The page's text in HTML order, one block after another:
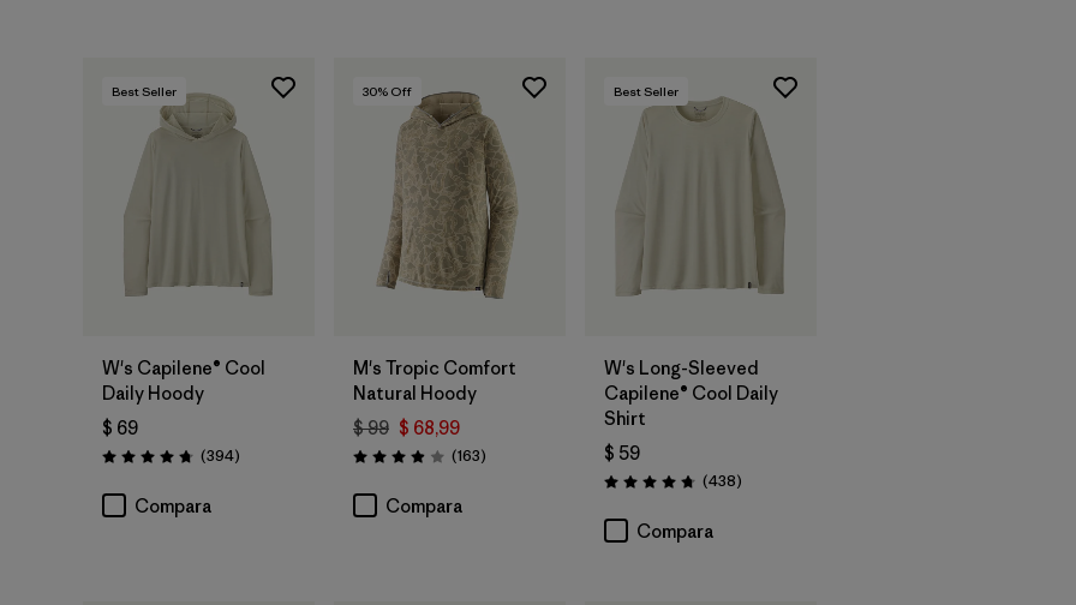
Best Seller
W's Capilene® Cool
Daily Hoody
$ 69
Valoración: 4.7 / 5
(394Comentarios
)
Compara
30% Off
M's Tropic Comfort
Natural Hoody
$ 99 $ 68,99
Valoración: 3.9 / 5
(163Comentarios
)
Compara
Best Seller
W's Long-Sleeved
Capilene® Cool Daily
Shirt
$ 59
Valoración: 4.7 / 5
(438Comentarios
)
Compara